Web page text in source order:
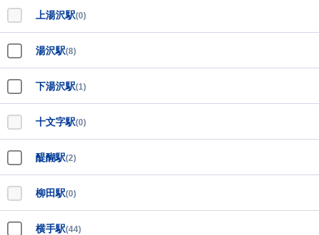
上湯沢駅(0)
湯沢駅(8)
下湯沢駅(1)
十文字駅(0)
醍醐駅(2)
柳田駅(0)
横手駅(44)